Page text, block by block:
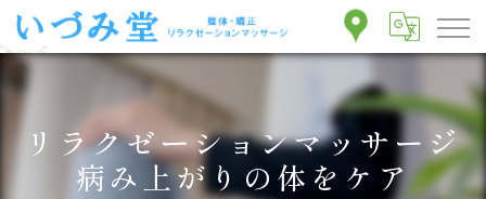
リラクゼーションマッサージ
病み上がりの体をケア